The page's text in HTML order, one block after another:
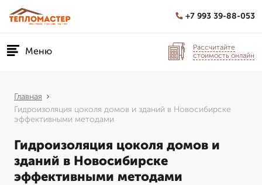
+7 993 39-88-053
Меню
Рассчитайте
стоимость онлайн
Главная
Гидроизоляция цоколя домов и зданий в Новосибирске
эффективными методами
Гидроизоляция цоколя домов и
зданий в Новосибирске
эффективными методами